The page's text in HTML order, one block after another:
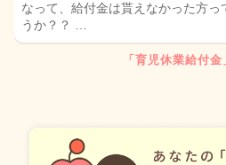
なって、給付金は貰えなかった方っ
うか？？ …
「育児休業給付